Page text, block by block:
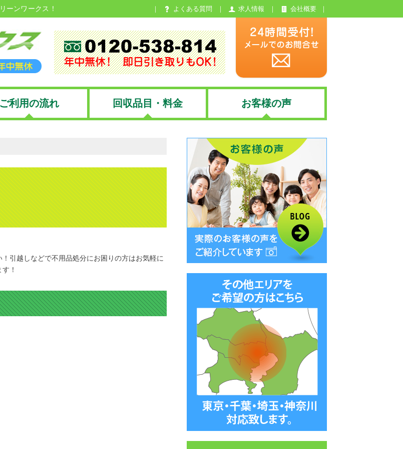
ーンワークス！ よくある質問 求人情報 会社概要
ご利用の流れ 回収品目・料金 お客様の声
引越しなどで不用品処分にお困りの方はお気軽に
！